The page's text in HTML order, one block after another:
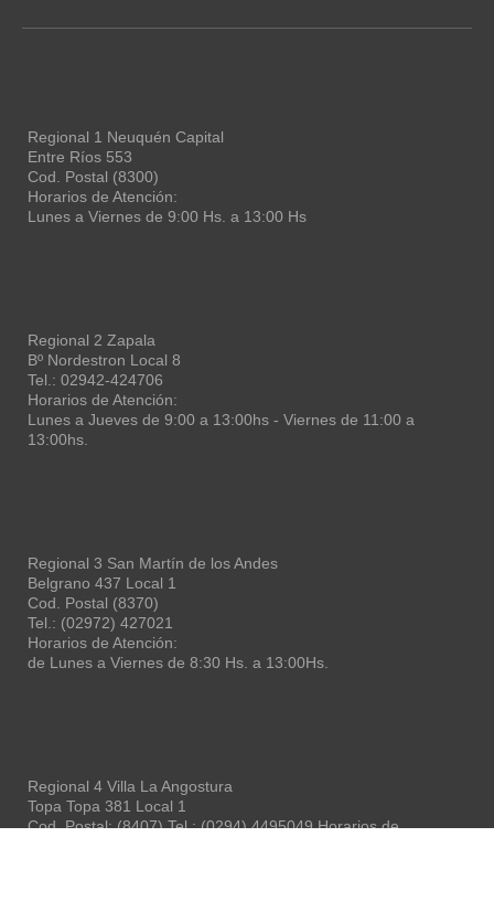
Regional 1 Neuquén Capital
Entre Ríos 553
Cod. Postal (8300)
Horarios de Atención:
Lunes a Viernes de 9:00 Hs. a 13:00 Hs
Regional 2 Zapala
Bº Nordestron Local 8
Tel.: 02942-424706
Horarios de Atención:
Lunes a Jueves de 9:00 a 13:00hs - Viernes de 11:00 a
13:00hs.
Regional 3 San Martín de los Andes
Belgrano 437 Local 1
Cod. Postal (8370)
Tel.: (02972) 427021
Horarios de Atención:
de Lunes a Viernes de 8:30 Hs. a 13:00Hs.
Regional 4 Villa La Angostura
Topa Topa 381 Local 1
Cod. Postal: (8407) Tel.: (0294) 4495049 Horarios de